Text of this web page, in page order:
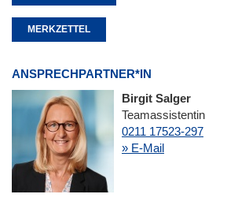
MERKZETTEL
ANSPRECHPARTNER*IN
Birgit Salger
Teamassistentin
0211 17523-297
» E-Mail